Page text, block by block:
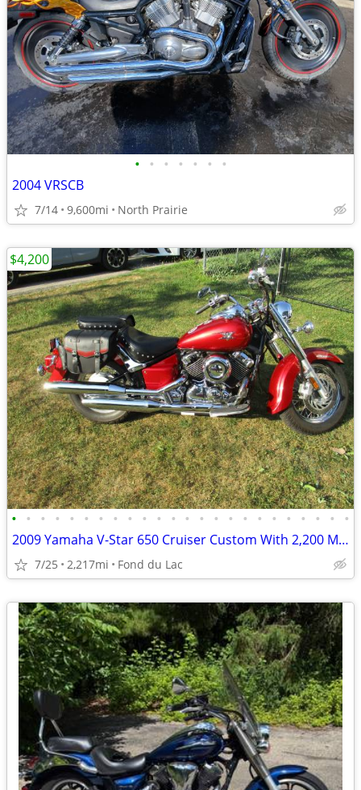
• • • • • • •
2004 VRSCB
7/14 9,600mi North Prairie
• • • • • • • • • • • • • • • • • • • • • • • •
2009 Yamaha V-Star 650 Cruiser Custom With 2,200 Miles
7/25 2,217mi Fond du Lac
$4,200